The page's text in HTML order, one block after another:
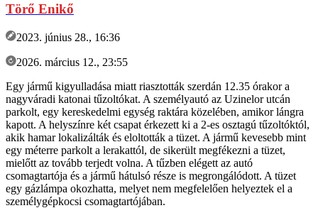
Törő Enikő
2023. június 28., 16:36
2026. március 12., 23:55
Egy jármű kigyulladása miatt riasztották szerdán 12.35 órakor a
nagyváradi katonai tűzoltókat. A személyautó az Uzinelor utcán
parkolt, egy kereskedelmi egység raktára közelében, amikor lángra
kapott. A helyszínre két csapat érkezett ki a 2-es osztagú tűzoltóktól,
akik hamar lokalizálták és eloltották a tüzet. A jármű kevesebb mint
egy méterre parkolt a lerakattól, de sikerült megfékezni a tüzet,
mielőtt az tovább terjedt volna. A tűzben elégett az autó
csomagtartója és a jármű hátulsó része is megrongálódott. A tüzet
egy gázlámpa okozhatta, melyet nem megfelelően helyeztek el a
személygépkocsi csomagtartójában.